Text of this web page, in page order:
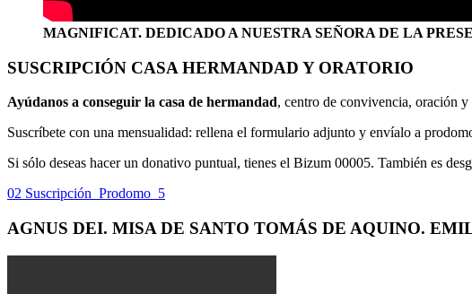
MAGNIFICAT. DEDICADO A NUESTRA SEÑORA DE LA
SUSCRIPCIÓN CASA HERMANDAD Y ORATORIO
Ayúdanos a conseguir la casa de hermandad, centro de convivencia, oración y
Suscríbete con una mensualidad: rellena el formulario adjunto y envíalo a
Si sólo deseas hacer un donativo puntual, tienes el Bizum 00005. También es
02 Suscripción_Prodomo_5
AGNUS DEI. MISA DE SANTO TOMÁS DE AQUINO.